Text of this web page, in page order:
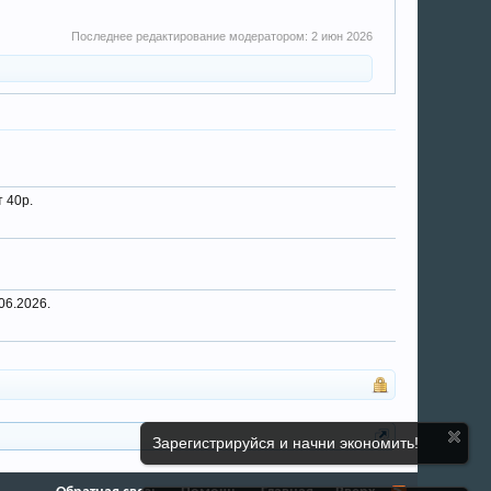
Зарегистрируйся и начни экономить!
Последнее редактирование модератором: 2 июн 2026
40р.